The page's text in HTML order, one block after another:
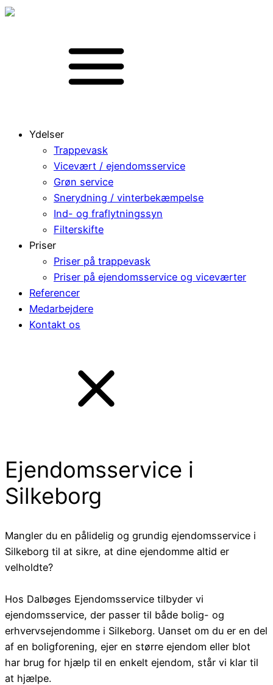
Ydelser
Trappevask
Vicevært / ejendomsservice
Grøn service
Snerydning / vinterbekæmpelse
Ind- og fraflytningssyn
Filterskifte
Priser
Priser på trappevask
Priser på ejendomsservice og viceværter
Referencer
Medarbejdere
Kontakt os
Ejendomsservice i
Silkeborg
Mangler du en pålidelig og grundig ejendomsservice i
Silkeborg til at sikre, at dine ejendomme altid er
velholdte?
Hos Dalbøges Ejendomsservice tilbyder vi
ejendomsservice, der passer til både bolig- og
erhvervsejendomme i Silkeborg. Uanset om du er en del
af en boligforening, ejer en større ejendom eller blot
har brug for hjælp til en enkelt ejendom, står vi klar til
at hjælpe.